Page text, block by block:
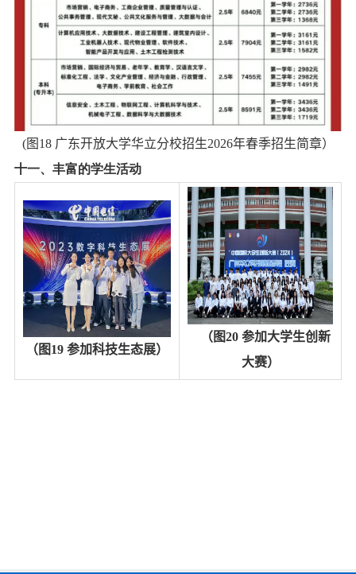
(图 18 广东开放大学华立分校招生2026年春季招生简章）
十一、丰富的学生活动
（图19 参加科技生态展）
（图20 参加大学生创新
大赛）